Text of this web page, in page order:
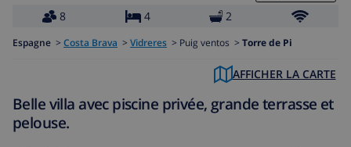
8
4 2
Espagne > Costa Brava > Vidreres > Puig ventos > Torre de Pi
AFFICHER LA CARTE
Belle villa avec piscine privée, grande terrasse et
pelouse.